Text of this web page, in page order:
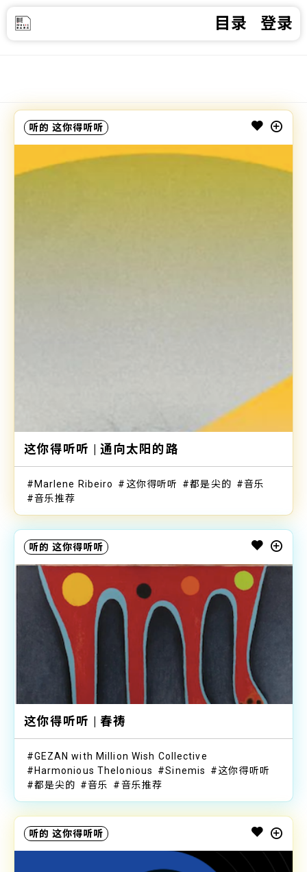
目录 登录
听的 这你得听听
这你得听听 | 通向太阳的路
Marlene Ribeiro 这你得听听 都是尖的
音乐
音乐推荐
听的 这你得听听
这你得听听 | 春祷
GEZAN with Million Wish Collective
Harmonious Thelonious
Sinemis
这你得听听
都是尖的
音乐 音乐推荐
听的 这你得听听